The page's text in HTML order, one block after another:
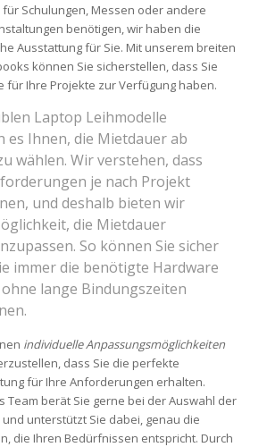
für Schulungen, Messen oder andere
benötigen, wir haben die
Ausstattung für Sie. Mit unserem breiten
können Sie sicherstellen, dass Sie
für Ihre Projekte zur Verfügung haben.
Laptop Leihmodelle
es Ihnen, die Mietdauer ab
wählen. Wir verstehen, dass
je nach Projekt
und deshalb bieten wir
die Mietdauer
So können Sie sicher
immer die benötigte Hardware
lange Bindungszeiten
individuelle Anpassungsmöglichkeiten
dass Sie die perfekte
für Ihre Anforderungen erhalten.
Team berät Sie gerne bei der Auswahl der
unterstützt Sie dabei, genau die
die Ihren Bedürfnissen entspricht. Durch